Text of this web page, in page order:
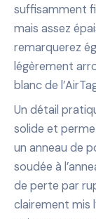
suffisamment
mais assez
remarquerez
légèrement
blanc de
Un détail
solide et
un anneau de
soudée à
de perte par
clairement mis